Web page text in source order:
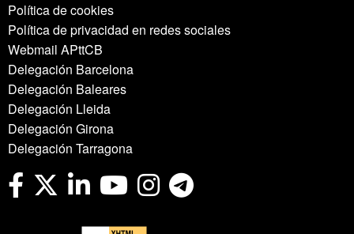
Política de cookies
Política de privacidad en redes sociales
Webmail APttCB
Delegación Barcelona
Delegación Baleares
Delegación Lleida
Delegación Girona
Delegación Tarragona